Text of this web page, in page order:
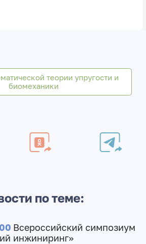
теории упругости и
биомеханики
по теме:
Всероссийский симпозиум
инжиниринг»